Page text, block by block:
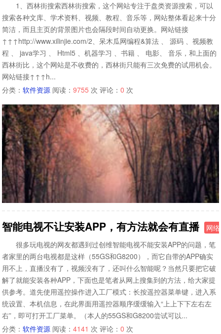
1、西林街搜索西林街搜索，这个网站专注于盘类资源搜索，可以
搜索各种文库、学术资料、视频、教程、音乐等，网站整体看起来十分
简洁，而且主页的背景图片也会隔段时间自动更换。网站链接
↑↑↑http://www.xilinjie.com/2、呆木瓜网编程&算法 、 源码 、视频教
程 、 java学习 、 Html5 、机器学习 、书籍 、 电影、 音乐，和上面的
西林街比，这个网站是不收费的，西林街只能有三次免费的试用机会。
网站链接↑↑↑h...
分类：软件资源 阅读：9755 次 评论：0 次
智能电视不让安装APP，有方法就会有直播
网
很多玩电视的网友都遇到过创维智能电视不能安装APP的问题，笔
者家里的两台电视都是这样（55GS和G8200），而它自带的APP确实
用不上，直播没有了，视频没有了，还叫什么智能呢？当然只要把它破
解了就能安装各种APP，下面也是笔者从网上搜集到的方法，给大家提
供参考。道先使用遥控操作进入工厂模式：长按遥控器菜单键，进入系
统设置、本机信息，在此界面用遥控器顺序缓缓输入“上上下下左右左
右”，即可打开工厂菜单。（本人的55GS和G8200尝试可以...
分类：软件资源 阅读：4141 次 评论：0 次